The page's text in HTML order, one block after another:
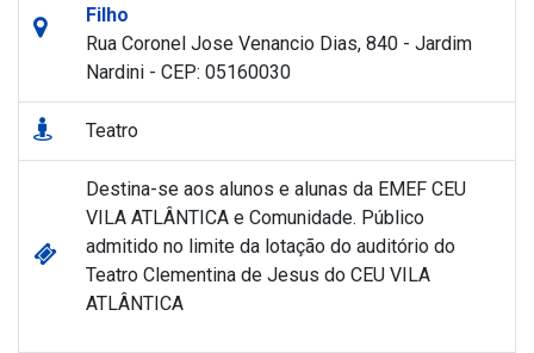
Filho
Rua Coronel Jose Venancio Dias, 840 - Jardim
Nardini - CEP: 05160030
Teatro
Destina-se aos alunos e alunas da EMEF CEU
VILA ATLÂNTICA e Comunidade. Público
admitido no limite da lotação do auditório do
Teatro Clementina de Jesus do CEU VILA
ATLÂNTICA